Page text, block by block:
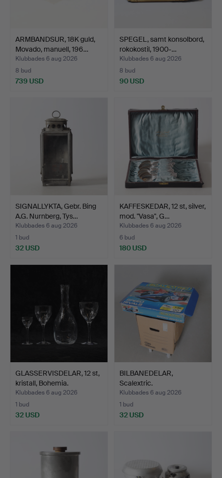
ARMBANDSUR, 18K guld,
Movado, manuell, 196…
Klubbades 6 aug 2026
8 bud
739 USD
SPEGEL, samt konsolbord,
rokokostil, 1900-…
Klubbades 6 aug 2026
8 bud
90 USD
SIGNALLYKTA, Gebr. Bing
A.G. Nurnberg, Tys…
Klubbades 6 aug 2026
1 bud
32 USD
KAFFESKEDAR, 12 st, silver,
mod. "Vasa", G…
Klubbades 6 aug 2026
6 bud
180 USD
GLASSERVISDELAR, 12 st,
kristall, Bohemia.
Klubbades 6 aug 2026
1 bud
32 USD
BILBANEDELAR,
Scalextric.
Klubbades 6 aug 2026
1 bud
32 USD